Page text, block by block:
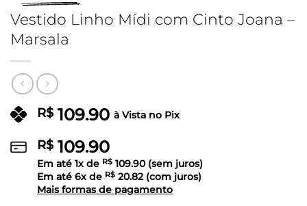
Vestido Linho Mídi com Cinto Joana –
Marsala
R$109.90 à Vista no Pix
R$109.90
Em até 1x de R$ 109.90(sem juros)
Em até 6x de R$ 20.82(com juros)
Mais formas de pagamento